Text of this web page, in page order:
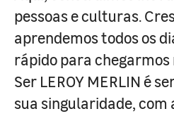
pessoas e culturas.
aprendemos todos os
rápido para chegarmos
Ser LEROY MERLIN é
sua singularidade, com